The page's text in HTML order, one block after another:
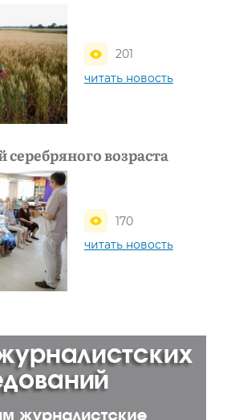
201
читать новость
возраста
170
читать новость